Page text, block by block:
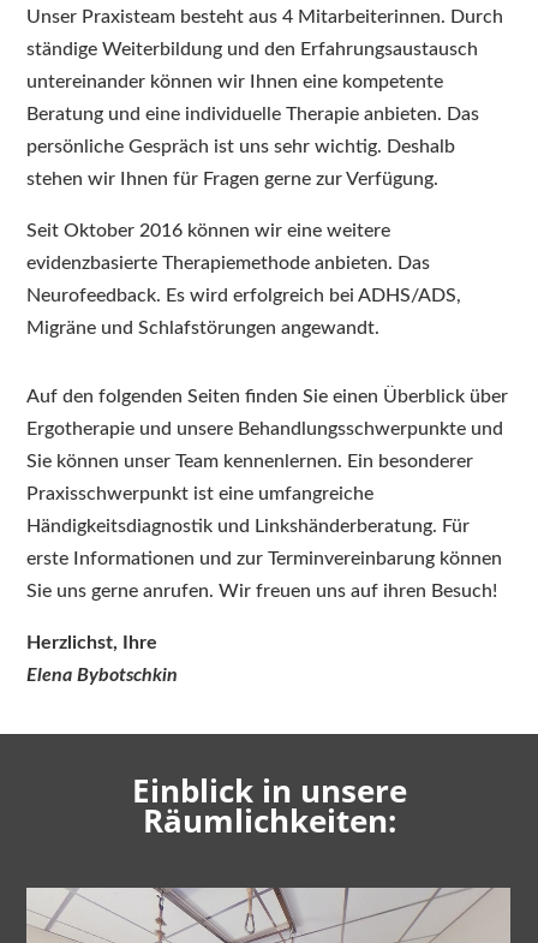
Unser Praxisteam besteht aus 4 Mitarbeiterinnen. Durch
ständige Weiterbildung und den Erfahrungsaustausch
untereinander können wir Ihnen eine kompetente
Beratung und eine individuelle Therapie anbieten. Das
persönliche Gespräch ist uns sehr wichtig. Deshalb
stehen wir Ihnen für Fragen gerne zur Verfügung.
Seit Oktober 2016 können wir eine weitere
evidenzbasierte Therapiemethode anbieten. Das
Neurofeedback. Es wird erfolgreich bei ADHS/ADS,
Migräne und Schlafstörungen angewandt.
Auf den folgenden Seiten finden Sie einen Überblick über
Ergotherapie und unsere Behandlungsschwerpunkte und
Sie können unser Team kennenlernen. Ein besonderer
Praxisschwerpunkt ist eine umfangreiche
Händigkeitsdiagnostik und Linkshänderberatung. Für
erste Informationen und zur Terminvereinbarung können
Sie uns gerne anrufen. Wir freuen uns auf ihren Besuch!
Herzlichst, Ihre
Elena Bybotschkin
Einblick in unsere
Räumlichkeiten: